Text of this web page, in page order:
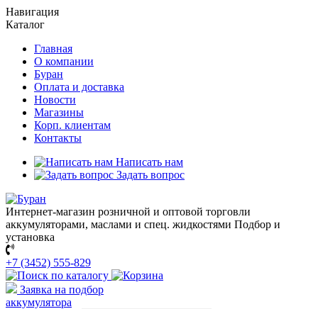
Навигация
Каталог
Главная
О компании
Буран
Оплата и доставка
Новости
Магазины
Корп. клиентам
Контакты
Написать нам
Задать вопрос
Интернет-магазин розничной и оптовой торговли
аккумуляторами, маслами и спец. жидкостями Подбор и
установка
+7 (3452) 555-829
Заявка на подбор
аккумулятора